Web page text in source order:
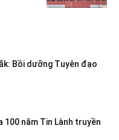
Bồi dưỡng Tuyên đạo
100 năm Tin Lành truyền